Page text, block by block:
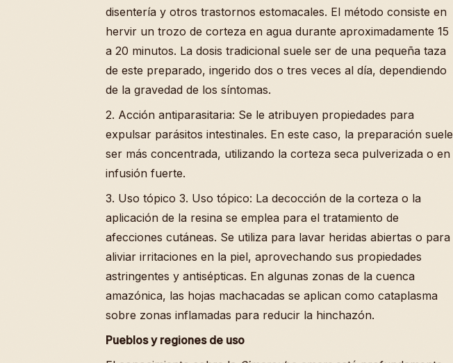
disentería y otros trastornos estomacales. El método consiste en
hervir un trozo de corteza en agua durante aproximadamente 15
a 20 minutos. La dosis tradicional suele ser de una pequeña taza
de este preparado, ingerido dos o tres veces al día, dependiendo
de la gravedad de los síntomas.
2. Acción antiparasitaria: Se le atribuyen propiedades para
expulsar parásitos intestinales. En este caso, la preparación suele
ser más concentrada, utilizando la corteza seca pulverizada o en
infusión fuerte.
3. Uso tópico 3. Uso tópico: La decocción de la corteza o la
aplicación de la resina se emplea para el tratamiento de
afecciones cutáneas. Se utiliza para lavar heridas abiertas o para
aliviar irritaciones en la piel, aprovechando sus propiedades
astringentes y antisépticas. En algunas zonas de la cuenca
amazónica, las hojas machacadas se aplican como cataplasma
sobre zonas inflamadas para reducir la hinchazón.
Pueblos y regiones de uso